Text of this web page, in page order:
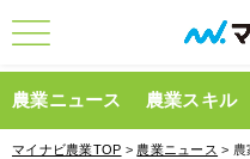
農業ニュース 農業スキル
マイナビ農業TOP > 農業ニュース > 農